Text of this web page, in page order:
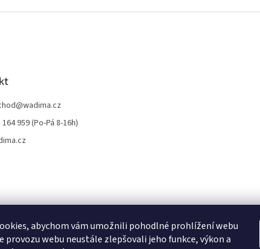
abychom vám umožnili pohodlné prohlížení webu
provozu webu neustále zlepšovali jeho funkce, výkon a
@wadima.cz
164 959 (Po-Pá 8-16h)